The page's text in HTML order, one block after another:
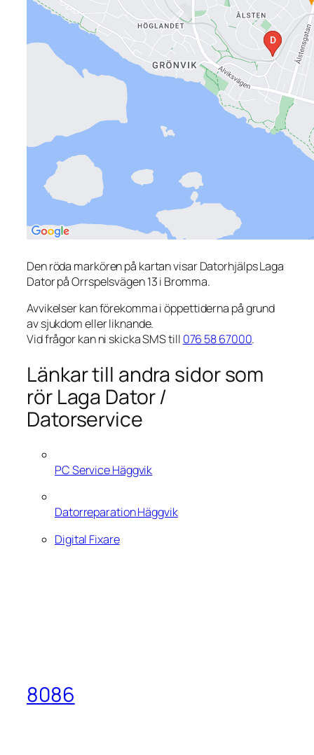
Den röda markören på kartan visar Datorhjälps Laga
Dator på Orrspelsvägen 13 i Bromma.
Avvikelser kan förekomma i öppettiderna på grund
av sjukdom eller liknande.
Vid frågor kan ni skicka SMS till 076 58 67000.
Länkar till andra sidor som
rör Laga Dator /
Datorservice
PC Service Häggvik
Datorreparation Häggvik
Digital Fixare
8086